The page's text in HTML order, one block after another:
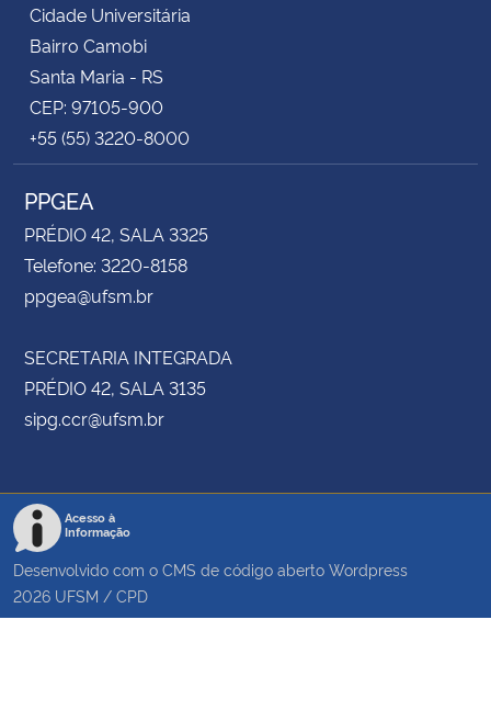
Cidade Universitária
Bairro Camobi
Santa Maria - RS
CEP: 97105-900
+55 (55) 3220-8000
PPGEA
PRÉDIO 42, SALA 3325
Telefone: 3220-8158
ppgea@ufsm.br
SECRETARIA INTEGRADA
PRÉDIO 42, SALA 3135
sipg.ccr@ufsm.br
Acesso à
Informação
Desenvolvido com o CMS de código aberto Wordpress
2026 UFSM / CPD